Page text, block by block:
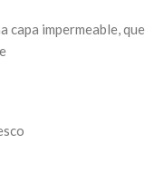
capa impermeable, que